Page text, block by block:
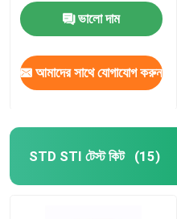
ভালো দাম
আমাদের সাথে যোগাযোগ করুন
STD STI টেস্ট কিট (15)